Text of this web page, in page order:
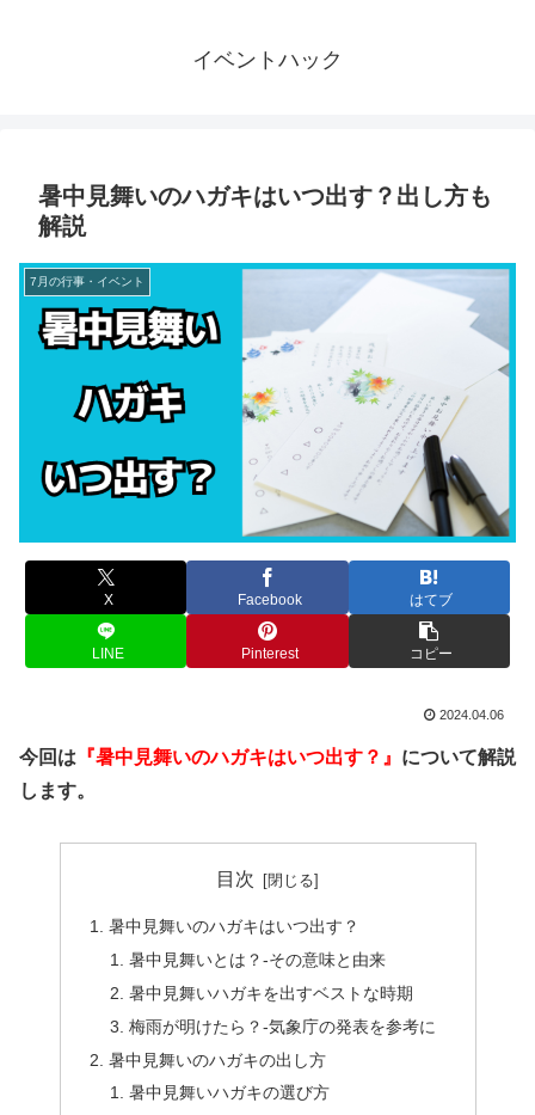
イベントハック
暑中見舞いのハガキはいつ出す？出し方も
解説
7月の行事・イベント
X Facebook はてブ
LINE Pinterest コピー
2024.04.06
今回は 『暑中見舞いのハガキはいつ出す？』 について解説
します。
目次
暑中見舞いのハガキはいつ出す？
暑中見舞いとは？-その意味と由来
暑中見舞いハガキを出すベストな時期
梅雨が明けたら？-気象庁の発表を参考に
暑中見舞いのハガキの出し方
暑中見舞いハガキの選び方